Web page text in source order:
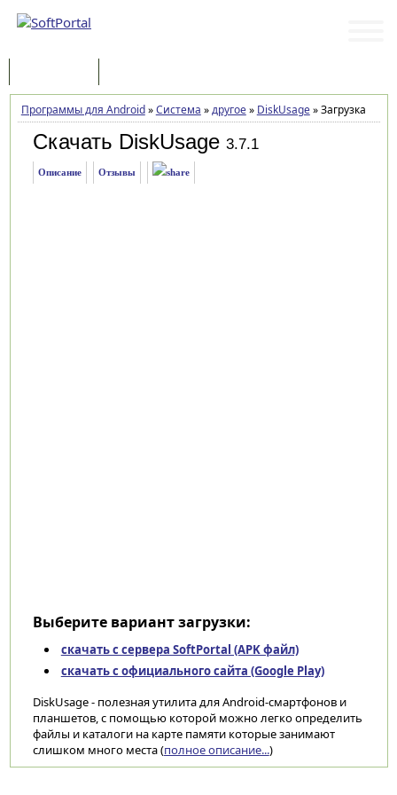
Программы для Android»Система »другое» DiskUsage»Загрузка
Скачать DiskUsage 3.7.1
Описание Отзывы
Выберите вариант загрузки:
скачать с сервера SoftPortal (APK файл)
скачать с официального сайта (Google Play)
DiskUsage - полезная утилита для Android-смартфонов и
планшетов, с помощью которой можно легко определить
файлы и каталоги на карте памяти которые занимают
слишком много места (полное описание...)